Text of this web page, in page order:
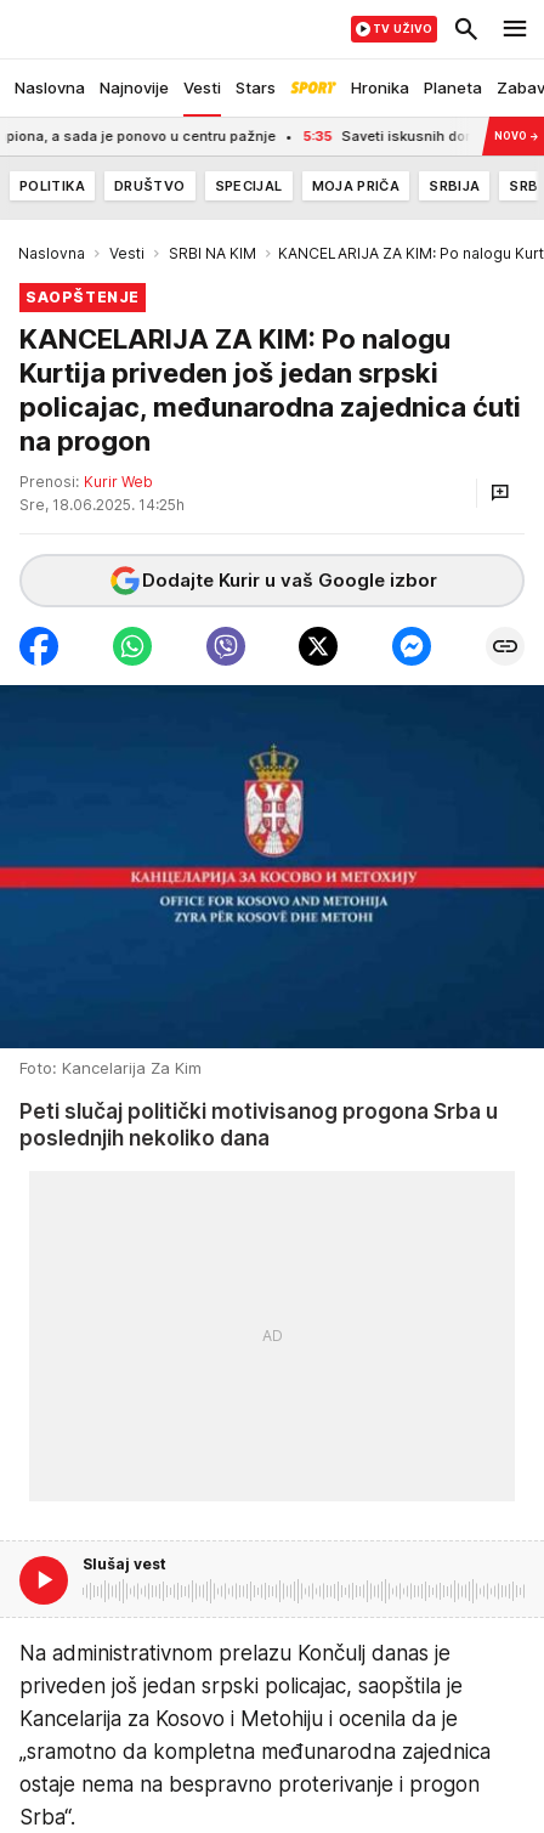
Naslovna Najnovije Vesti Stars Hronika Planeta
TV UŽIVO
a sada je ponovo u centru pažnje 5:35 Saveti iskusnih domaćica: NOVO →
POLITIKA DRUŠTVO SPECIJAL MOJA PRIČA SRBIJA
Naslovna Vesti SRBI NA KIM KANCELARIJA ZA KIM: Po nalogu
SAOPŠTENJE
KANCELARIJA ZA KIM: Po nalogu
Kurtija priveden još jedan srpski
policajac, međunarodna zajednica ćuti
na progon
Prenosi: Kurir Web
Sre, 18.06.2025. 14:25h
Dodajte Kurir u vaš Google izbor
Foto: Kancelarija Za Kim
Peti slučaj politički motivisanog progona Srba u
poslednjih nekoliko dana
Slušaj vest
Na administrativnom prelazu Končulj danas je
priveden još jedan srpski policajac, saopštila je
Kancelarija za Kosovo i Metohiju i ocenila da je
„sramotno da kompletna međunarodna zajednica
ostaje nema na bespravno proterivanje i progon
Srba“.